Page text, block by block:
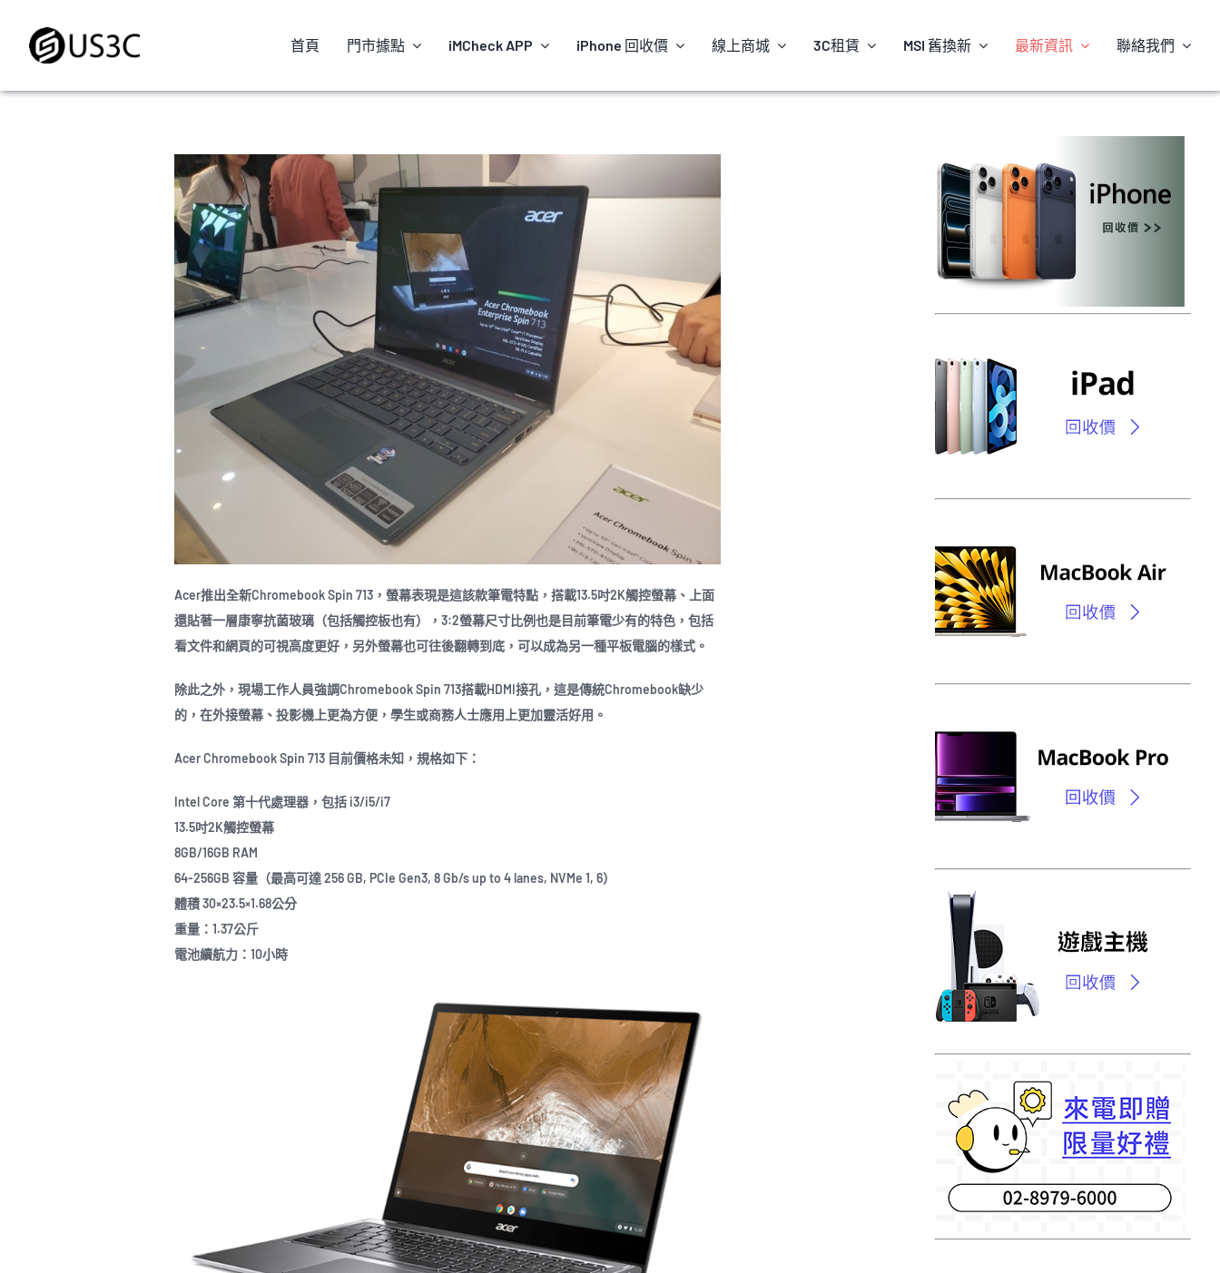
content
首頁 門市據點 iMCheck APP iPhone 回收價 線上商城 3C租賃 MSI 舊換新 最新資訊 聯絡我們
Acer推出全新Chromebook Spin 713，螢幕表現是這該款筆電特點，搭載13.5吋2K觸控螢幕、上面
還貼著一層康寧抗菌玻璃（包括觸控板也有），3:2螢幕尺寸比例也是目前筆電少有的特色，包括
看文件和網頁的可視高度更好，另外螢幕也可往後翻轉到底，可以成為另一種平板電腦的樣式。
除此之外，現場工作人員強調Chromebook Spin 713搭載HDMI接孔，這是傳統Chromebook缺少
的，在外接螢幕、投影機上更為方便，學生或商務人士應用上更加靈活好用。
Acer Chromebook Spin 713 目前價格未知，規格如下：
Intel Core 第十代處理器，包括 i3/i5/i7
13.5吋2K觸控螢幕
8GB/16GB RAM
64-256GB 容量（最高可達 256 GB, PCIe Gen3, 8 Gb/s up to 4 lanes, NVMe 1, 6）
體積 30×23.5×1.68公分
重量：1.37公斤
電池續航力：10小時